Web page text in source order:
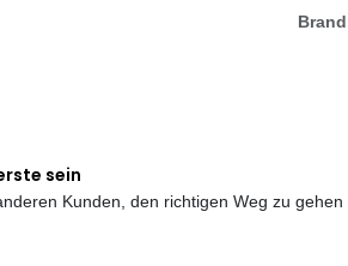
sein
Kunden, den richtigen Weg zu gehen